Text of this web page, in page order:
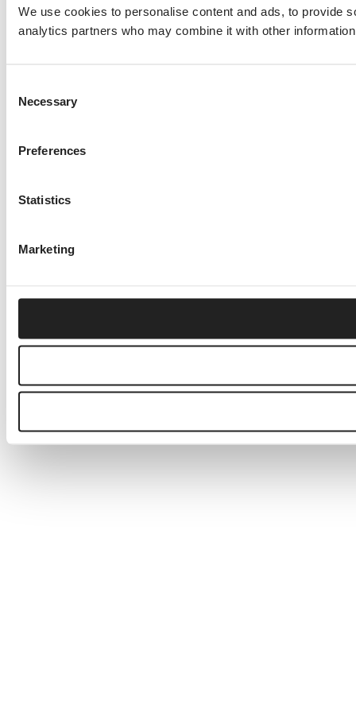
We use cookies to personalise content and ads, to provide
analytics partners who may combine it with other
Selection
Necessary
Preferences
Statistics
Marketing